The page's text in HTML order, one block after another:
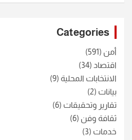
Categories
أمن (591)
اقتصاد (34)
الانتخابات المحلية (9)
بيانات (2)
تقارير وتحقيقات (6)
ثقافة وفن (6)
خدمات (3)